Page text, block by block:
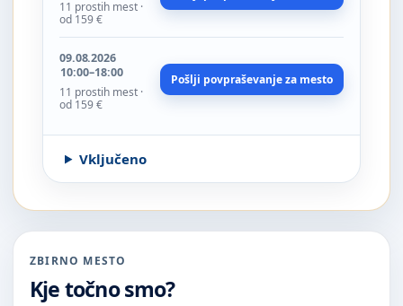
11 prostih mest ·
od 159 €
09.08.2026
10:00–18:00
11 prostih mest ·
od 159 €
Pošlji povpraševanje za mesto
Vključeno
ZBIRNO MESTO
Kje točno smo?